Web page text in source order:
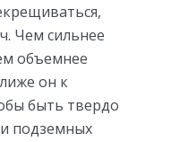
Чем сильнее
объемнее
он к
быть твердо
подземных